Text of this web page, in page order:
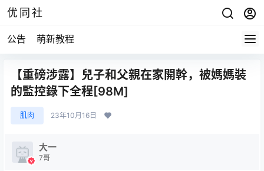
优同社
公告 萌新教程
【重磅涉露】兒子和父親在家開幹，被媽媽裝
的監控錄下全程[98M]
肌肉 23年10月16日
大一
7哥